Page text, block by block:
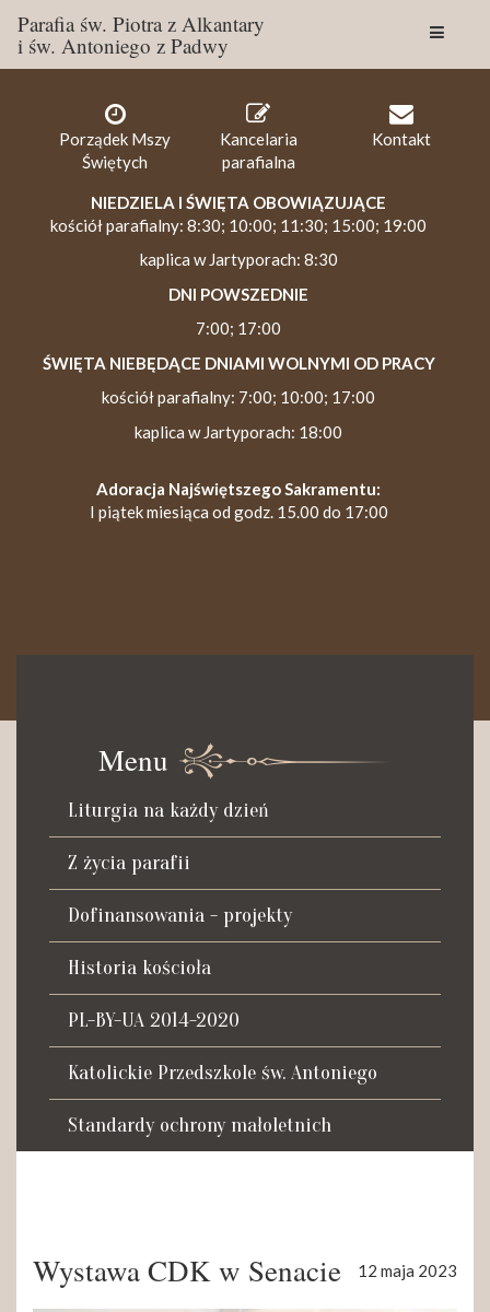
Parafia św. Piotra z Alkantary
i św. Antoniego z Padwy
Porządek Mszy
Świętych
Kancelaria
parafialna
Kontakt
NIEDZIELA I ŚWIĘTA OBOWIĄZUJĄCE
kościół parafialny: 8:30; 10:00; 11:30; 15:00; 19:00
kaplica w Jartyporach: 8:30
DNI POWSZEDNIE
7:00; 17:00
ŚWIĘTA NIEBĘDĄCE DNIAMI WOLNYMI OD PRACY
kościół parafialny: 7:00; 10:00; 17:00
kaplica w Jartyporach: 18:00
Adoracja Najświętszego Sakramentu:
I piątek miesiąca od godz. 15.00 do 17:00
Czynna od poniedziałku do soboty do godz. 8.30 oraz po Mszy
św. wieczornej do godz. 18.00.
Telefon dyżurny: +48 665 034 305
Zwiedzanie kościoła i ekspozycji muzealnej:
kustosz-przewodnik
Roman Postek + 48 667 684 406
Parafia św. Piotra z Alkantary
i św. Antoniego z Padwy
Tadeusza Kościuszki 27a
07-100 Węgrów
e-mail:rkosk@op.pl; wegrow.klasztor@drohiczynska.pl
Numer konta:
59 9236 0008 0012 8645 2000 0010
Menu
Liturgia na każdy dzień
Z życia parafii
Dofinansowania - projekty
Historia kościoła
PL-BY-UA 2014-2020
Katolickie Przedszkole św. Antoniego
Standardy ochrony małoletnich
12 maja 2023
Wystawa CDK w Senacie